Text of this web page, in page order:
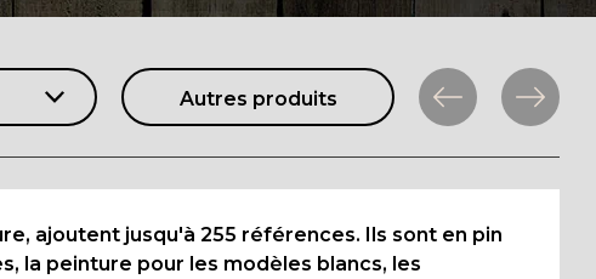
Autres produits
ajoutent jusqu'à 255 références. Ils sont en pin
la peinture pour les modèles blancs, les